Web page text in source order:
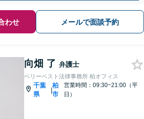
わせ メールで面談予約
向畑 了 弁護士
ベリーベスト法律事務所 柏オフィス
千葉
県
|
柏
市
営業時間：09:30~21:00（平
日）